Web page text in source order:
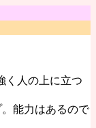
く人の上に立つ
能力はあるので